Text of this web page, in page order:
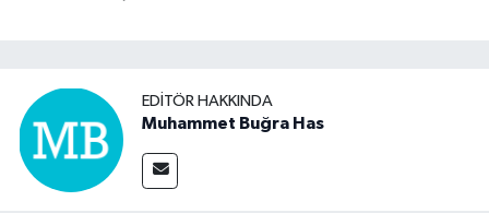
EDITÖR HAKKINDA
Muhammet Buğra Has